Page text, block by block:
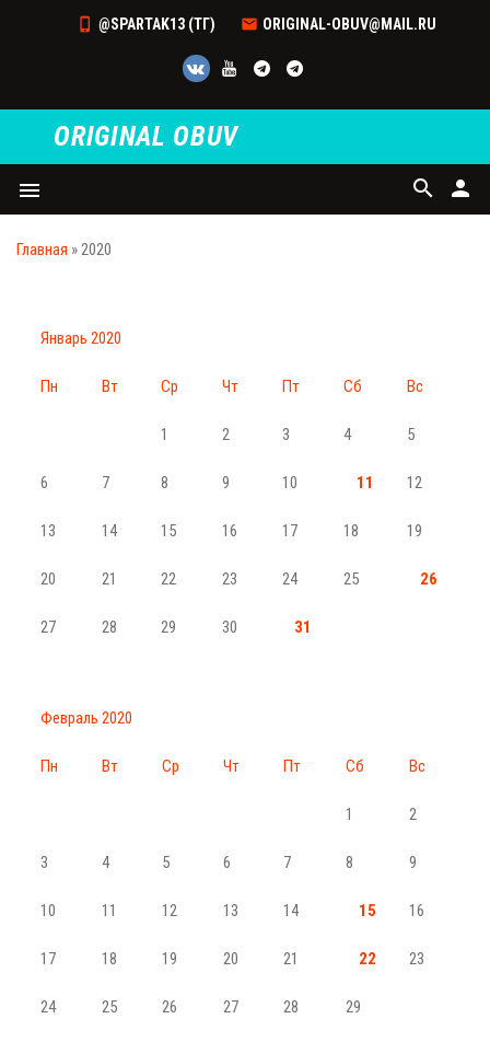
@SPARTAK13 (ТГ) ORIGINAL-OBUV@MAIL.RU
ORIGINAL OBUV
menu person
search
Главная »2020
Январь 2020
Пн Вт Ср Чт Пт Сб Вс
1 2 3 4 5
6 7 8 9 10 11 12
13 14 15 16 17 18 19
20 21 22 23 24 25 26
27 28 29 30 31
Февраль 2020
Пн Вт Ср Чт Пт Сб Вс
1 2
3 4 5 6 7 8 9
10 11 12 13 14 15 16
17 18 19 20 21 22 23
24 25 26 27 28 29